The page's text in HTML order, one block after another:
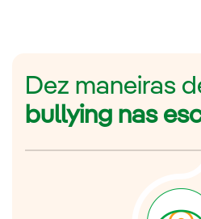
Dez maneiras
bullying nas